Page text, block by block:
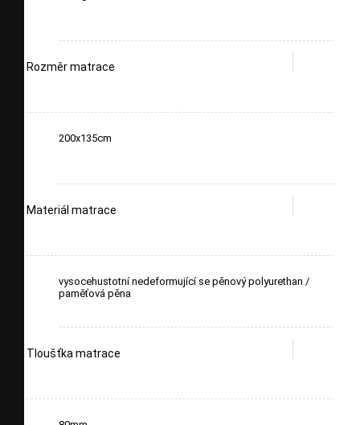
Rozměr matrace
200x135cm
Materiál matrace
vysocehustotní nedeformující se pěnový polyurethan /
paměťová pěna
Tloušťka matrace